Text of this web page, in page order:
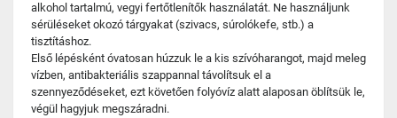
alkohol tartalmú, vegyi fertőtlenítők használatát. Ne használjunk
sérüléseket okozó tárgyakat (szivacs, súrolókefe, stb.) a
tisztításhoz.
Első lépésként óvatosan húzzuk le a kis szívóharangot, majd meleg
vízben, antibakteriális szappannal távolítsuk el a
szennyeződéseket, ezt követően folyóvíz alatt alaposan öblítsük le,
végül hagyjuk megszáradni.